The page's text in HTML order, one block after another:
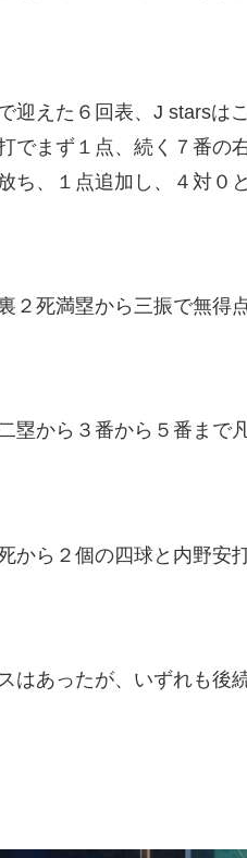
迎えた６回表、J starsは
でまず１点、続く７番の
ち、１点追加し、４対０
２死満塁から三振で無得点
塁から３番から５番まで
から２個の四球と内野安
はあったが、いずれも後